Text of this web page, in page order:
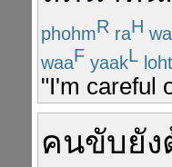
phohmR raH
waaF yaakL loht
"I'm careful
คนขับยัง